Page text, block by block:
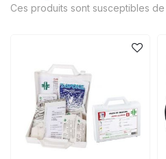
Ces produits sont susceptibles